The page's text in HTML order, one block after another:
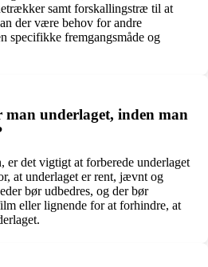
samt forskallingstræ til at
der være behov for andre
specifikke fremgangsmåde og
underlaget, inden man
er det vigtigt at forberede underlaget
at underlaget er rent, jævnt og
bør udbedres, og der bør
eller lignende for at forhindre, at